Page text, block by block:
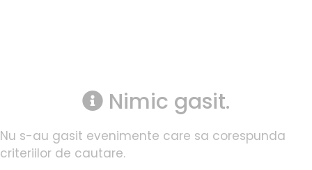
Nimic gasit.
Nu s-au gasit evenimente care sa corespunda
criteriilor de cautare.